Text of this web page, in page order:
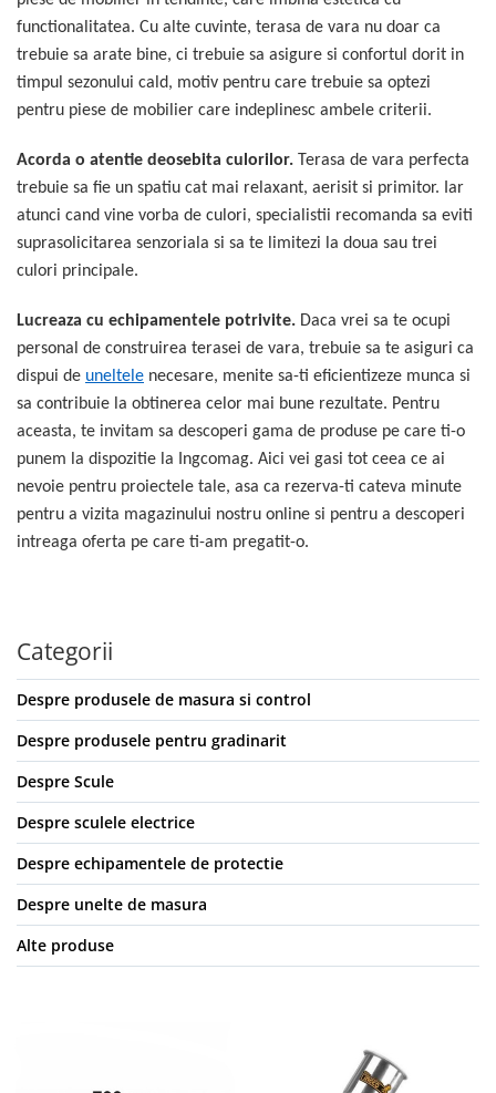
functionalitatea. Cu alte cuvinte, terasa de vara nu doar ca
trebuie sa arate bine, ci trebuie sa asigure si confortul dorit in
timpul sezonului cald, motiv pentru care trebuie sa optezi
pentru piese de mobilier care indeplinesc ambele criterii.
Acorda o atentie deosebita culorilor.
Terasa de vara perfecta
trebuie sa fie un spatiu cat mai relaxant, aerisit si primitor. Iar
atunci cand vine vorba de culori, specialistii recomanda sa eviti
suprasolicitarea senzoriala si sa te limitezi la doua sau trei
culori principale.
Lucreaza cu echipamentele potrivite. Daca vrei sa te ocupi
personal de construirea terasei de vara, trebuie sa te asiguri ca
dispui de uneltele necesare, menite sa-ti eficientizeze munca si
sa contribuie la obtinerea celor mai bune rezultate. Pentru
aceasta, te invitam sa descoperi gama de produse pe care ti-o
punem la dispozitie la Ingcomag. Aici vei gasi tot ceea ce ai
nevoie pentru proiectele tale, asa ca rezerva-ti cateva minute
pentru a vizita magazinului nostru online si pentru a descoperi
intreaga oferta pe care ti-am pregatit-o.
Categorii
Despre produsele de masura si control
Despre produsele pentru gradinarit
Despre Scule
Despre sculele electrice
Despre echipamentele de protectie
Despre unelte de masura
Alte produse